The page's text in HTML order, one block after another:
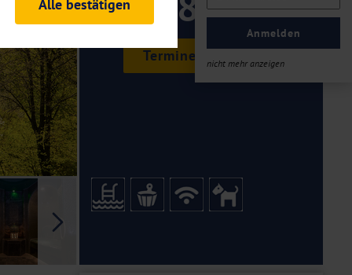
Anmelden
nicht mehr anzeigen
Termine & Preise
und Analysen. Mithilfe
Auftritts ermitteln und
es zu einer Drittlands
Daten finden Sie in unseren
Alle bestätigen